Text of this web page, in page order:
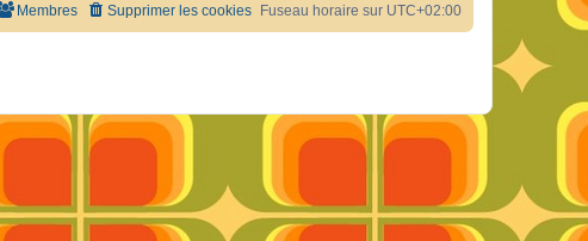
Fuseau horaire sur UTC+02:00
Supprimer les cookies
Membres